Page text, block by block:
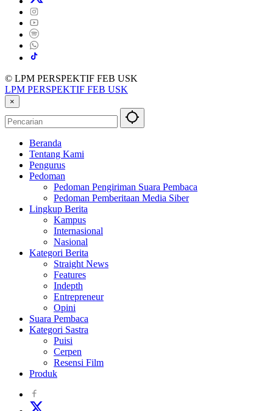
© LPM PERSPEKTIF FEB USK
LPM PERSPEKTIF FEB USK
×
Beranda
Tentang Kami
Pengurus
Pedoman
Pedoman Pengiriman Suara Pembaca
Pedoman Pemberitaan Media Siber
Lingkup Berita
Kampus
Internasional
Nasional
Kategori Berita
Straight News
Features
Indepth
Entrepreneur
Opini
Suara Pembaca
Kategori Sastra
Puisi
Cerpen
Resensi Film
Produk